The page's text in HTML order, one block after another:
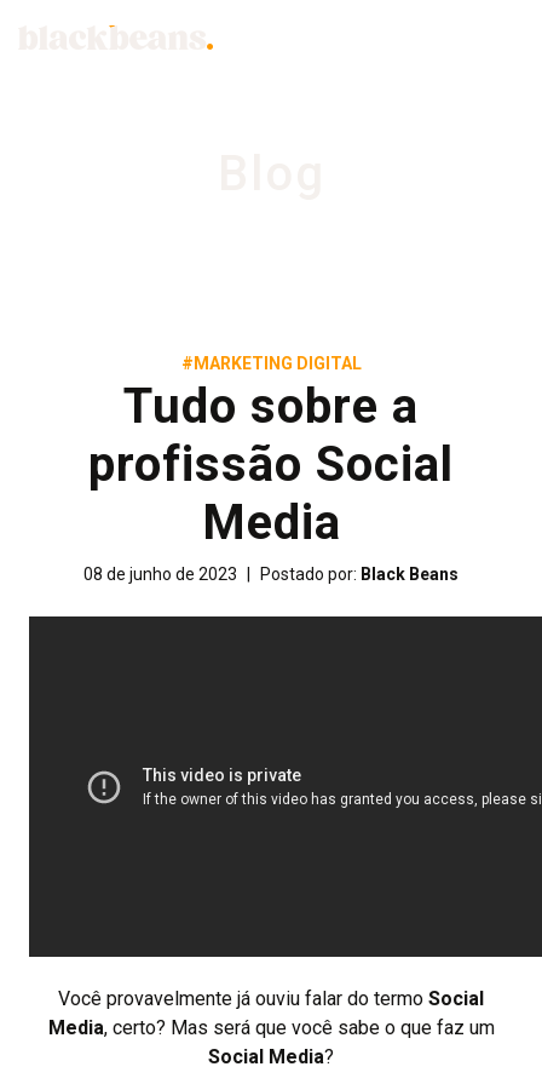
#MARKETING DIGITAL
Tudo sobre a
profissão Social
Media
08 de junho de 2023 Postado por: Black Beans
Você provavelmente já ouviu falar do termo Social
Media, certo? Mas será que você sabe o que faz um
Social Media?